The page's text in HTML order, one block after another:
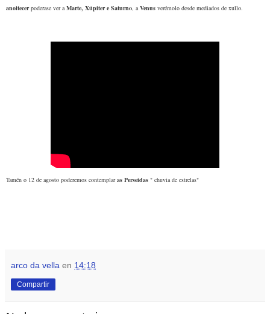
anoitecerpoderase ver aMarte, Xúpiter e Saturno, aVenus verémolo desde mediados de xullo.
Tamén o 12 de agosto poderemos contemplaras Perseidas " chuvia de estrelas"
arco da vella en 14:18
Compartir